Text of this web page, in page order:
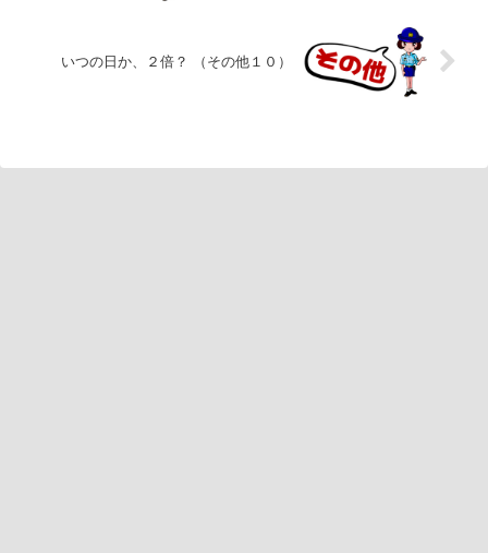
いつの日か、２倍？ （その他１０）